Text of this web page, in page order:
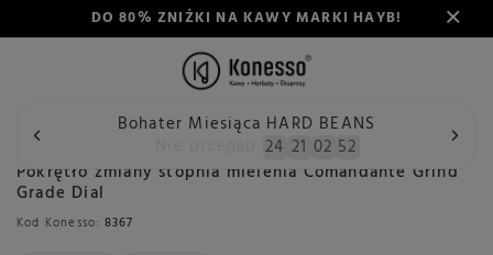
DO 80% ZNIŻKI NA KAWY MARKI HAYB!
Bohater Miesiąca HARD BEANS
24 21 02 52
Wstecz Konesso Akcesoria Rodzaj Akcesoria do
Pokrętło zmiany stopnia mielenia Comandante Grind
Grade Dial
Kod Konesso: 8367